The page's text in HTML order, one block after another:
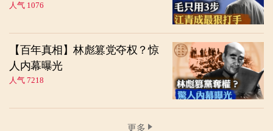
人气 1076
【百年真相】林彪篡党夺权？惊
人内幕曝光
人气 7218
更多